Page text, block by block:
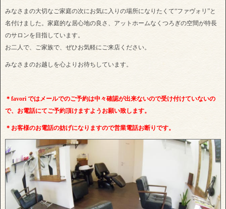
みなさまの大切なご家庭の次にお気に入りの場所になりたくて“ファヴォリ”と
名付けました。家庭的な居心地の良さ、アットホームなくつろぎの空間が特長
のサロンを目指しています。
お二人で、ご家族で、ぜひお気軽にご来店ください。
みなさまのお越しを心よりお待ちしています。
＊favori ではメールでのご予約は中々確認が出来ないので受け付けていないの
で、お電話にてご予約頂けますようお願い致します。
＊お客様のお電話の妨げになりますので営業電話お断りです。